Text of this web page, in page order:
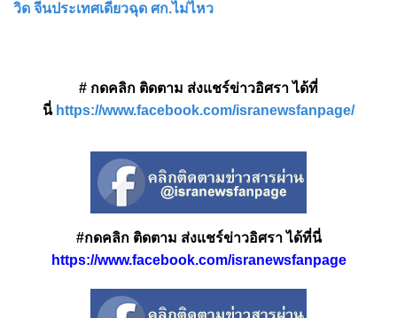
วิด จีนประเทศเดียวฉุด ศก.ไม่ไหว
# กดคลิก ติดตาม ส่งแชร์ข่าวอิศรา ได้ที่
นี่ https://www.facebook.com/isranewsfanpage/
#กดคลิก ติดตาม ส่งแชร์ข่าวอิศรา ได้ที่นี่
https://www.facebook.com/isranewsfanpage